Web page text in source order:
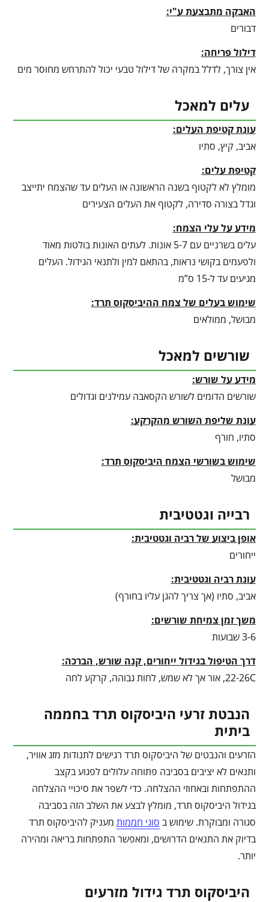
האבקה מתבצעת ע"י:
דבורים
דילול פריחה:
אין צורך, לדלל במקרה של דילול טבעי יכול להתרחש מחוסר מים
עלים למאכל
עונת קטיפת העלים:
אביב, קיץ, סתיו
קטיפת עלים:
מומלץ לא לקטוף בשנה הראשונה או העלים עד שהצמח יתייצב
וגדל בצורה סדירה, לקטוף את העלים הצעירים
מידע על עלי הצמח:
עלים בשרניים עם 5-7 אונות. לעתים האונות בולטות מאוד
ולפעמים בקושי נראות, בהתאם למין ולתנאי הגידול. העלים
מגיעים עד ל-15 ס”מ
שימוש בעלים של צמח ההיביסקוס תרד:
מבושל, ממולאים
שורשים למאכל
מידע על שורש:
שורשים הדומים לשורש הקסאבה עמילנים וגדולים
עונת שליפת השורש מהקרקע:
סתיו, חורף
שימוש בשורשי הצמח היביסקוס תרד:
מבושל
רבייה וגטטיבית
אופן ביצוע של רביה וגטטיבית:
ייחורים
עונת רביה וגטטיבית:
אביב, סתיו (אך צריך להגן עליו בחורף)
משך זמן צמיחת שורשים:
3-6 שבועות
דרך הטיפול בגידול ייחורים, קנה שורש, הברכה:
22-26C, אור אך לא שמש, לחות גבוהה, קרקע לחה
הנבטת זרעי היביסקוס תרד בחממה
ביתית
הזרעים והנבטים של היביסקוס תרד רגישים לתנודות מזג אוויר,
ותנאים לא יציבים בסביבה פתוחה עלולים לפגוע בקצב
ההתפתחות ובאחוזי ההצלחה. כדי לשפר את סיכויי ההצלחה
בגידול היביסקוס תרד, מומלץ לבצע את השלב הזה בסביבה
סגורה ומבוקרת. שימוש ב סוגי חממות מעניק להיביסקוס תרד
בדיוק את התנאים הדרושים, ומאפשר התפתחות בריאה ומהירה
יותר.
היביסקוס תרד גידול מזרעים